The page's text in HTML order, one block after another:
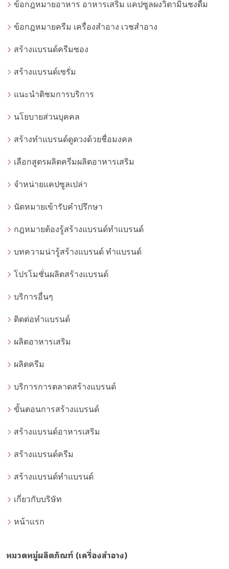
ข้อกฎหมายอาหาร อาหารเสริม แคปซูลผงวิตามินชงดื่ม
ข้อกฎหมายครีม เครื่องสำอาง เวชสำอาง
สร้างแบรนด์ครีมซอง
สร้างแบรนด์เซรั่ม
แนะนำติชมการบริการ
นโยบายส่วนบุคคล
สร้างทำแบรนด์ดูดวงด้วยชื่อมงคล
เลือกสูตรผลิตครีมผลิตอาหารเสริม
จำหน่ายแคปซูลเปล่า
นัดหมายเข้ารับคำปรึกษา
กฎหมายต้องรู้สร้างแบรนด์ทำแบรนด์
บทความน่ารู้สร้างแบรนด์ ทำแบรนด์
โปรโมชั่นผลิตสร้างแบรนด์
บริการอื่นๆ
ติดต่อทำแบรนด์
ผลิตอาหารเสริม
ผลิตครีม
บริการการตลาดสร้างแบรนด์
ขั้นตอนการสร้างแบรนด์
สร้างแบรนด์อาหารเสริม
สร้างแบรนด์ครีม
สร้างแบรนด์ทำแบรนด์
เกี่ยวกับบริษัท
หน้าแรก
หมวดหมู่ผลิตภัณฑ์ (เครื่องสำอาง)